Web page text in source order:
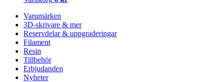
Varumärken
3D-skrivare & mer
Reservdelar & uppgraderingar
Filament
Resin
Tillbehör
Erbjudanden
Nyheter